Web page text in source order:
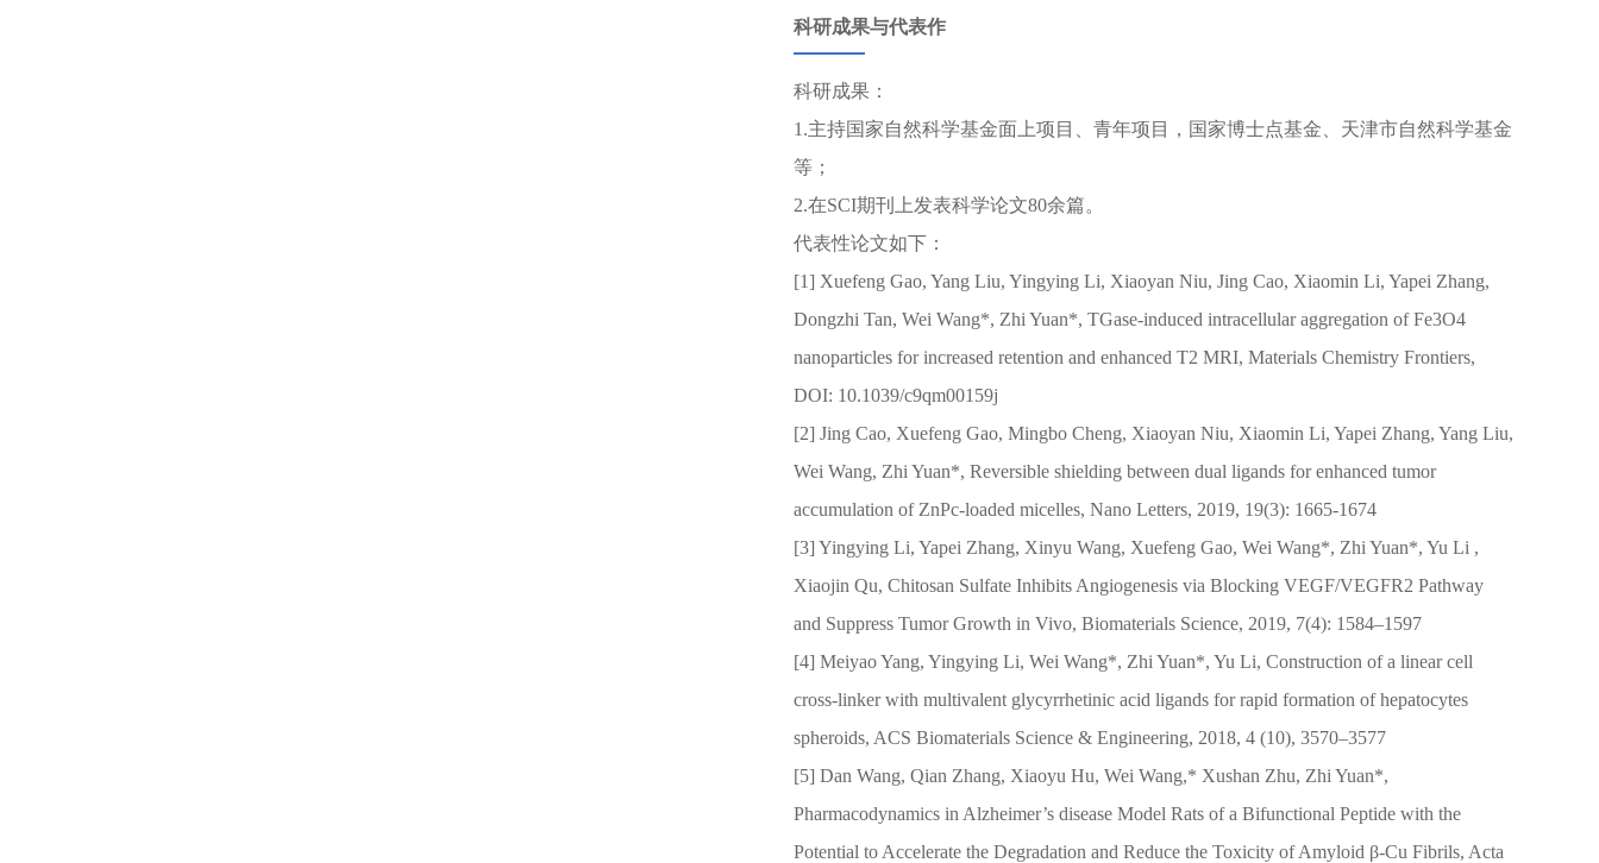
科研成果与代表作
科研成果：
1.主持国家自然科学基金面上项目、青年项目，国家博士点基金、天津市自然科学基金
等；
2.在SCI期刊上发表科学论文80余篇。
代表性论文如下：
[1] Xuefeng Gao, Yang Liu, Yingying Li, Xiaoyan Niu, Jing Cao, Xiaomin Li, Yapei Zhang,
Dongzhi Tan, Wei Wang*, Zhi Yuan*, TGase-induced intracellular aggregation of Fe3O4
nanoparticles for increased retention and enhanced T2 MRI, Materials Chemistry Frontiers,
DOI: 10.1039/c9qm00159j
[2] Jing Cao, Xuefeng Gao, Mingbo Cheng, Xiaoyan Niu, Xiaomin Li, Yapei Zhang, Yang Liu,
Wei Wang, Zhi Yuan*, Reversible shielding between dual ligands for enhanced tumor
accumulation of ZnPc-loaded micelles, Nano Letters, 2019, 19(3): 1665-1674
[3] Yingying Li, Yapei Zhang, Xinyu Wang, Xuefeng Gao, Wei Wang*, Zhi Yuan*, Yu Li ,
Xiaojin Qu, Chitosan Sulfate Inhibits Angiogenesis via Blocking VEGF/VEGFR2 Pathway
and Suppress Tumor Growth in Vivo, Biomaterials Science, 2019, 7(4): 1584–1597
[4] Meiyao Yang, Yingying Li, Wei Wang*, Zhi Yuan*, Yu Li, Construction of a linear cell
cross-linker with multivalent glycyrrhetinic acid ligands for rapid formation of hepatocytes
spheroids, ACS Biomaterials Science & Engineering, 2018, 4 (10), 3570–3577
[5] Dan Wang, Qian Zhang, Xiaoyu Hu, Wei Wang,* Xushan Zhu, Zhi Yuan*,
Pharmacodynamics in Alzheimer’s disease Model Rats of a Bifunctional Peptide with the
Potential to Accelerate the Degradation and Reduce the Toxicity of Amyloid β-Cu Fibrils, Acta